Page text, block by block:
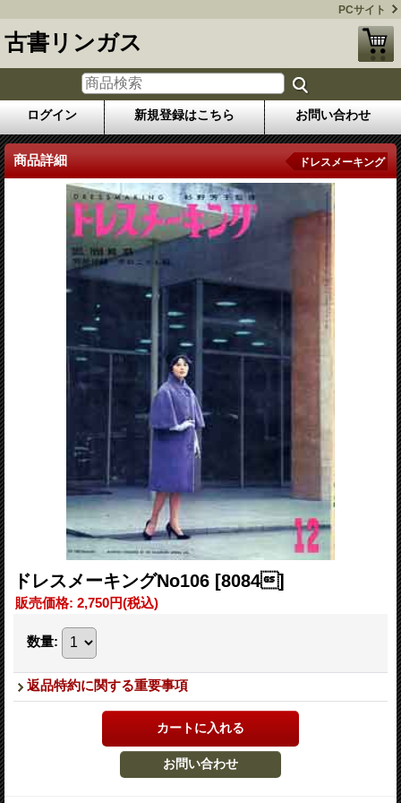
PCサイト
古書リンガス
ログイン 新規登録はこちら お問い合わせ
商品詳細 ドレスメーキング
ドレスメーキングNo106 [8084]
販売価格: 2,750円(税込)
数量:
返品特約に関する重要事項